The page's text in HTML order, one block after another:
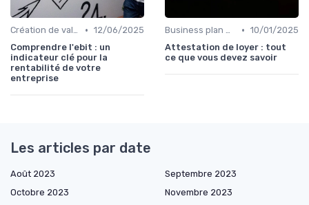
Création de valeur & rentabilité • 12/06/2025
Comprendre l'ebit : un
indicateur clé pour la
rentabilité de votre
entreprise
Business plan & modélisation financière • 10/01/2025
Attestation de loyer : tout
ce que vous devez savoir
Les articles par date
Août 2023
Septembre 2023
Octobre 2023
Novembre 2023